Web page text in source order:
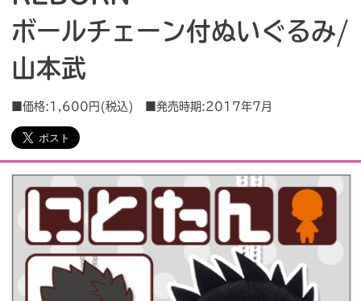
会社情報 採用情報
ビジネスのお客様
閉じる
ボールチェーン付ぬいぐるみ/
山本武
■価格:1,600円(税込) ■発売時期:2017年7月